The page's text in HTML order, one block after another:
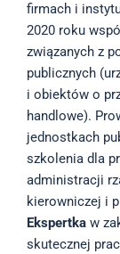
firmach i
2020 roku
związanych z
publicznych
i obiektów o
handlowe).
jednostkach
szkolenia dla
administracji
kierowniczej i
Ekspertka w
skutecznej